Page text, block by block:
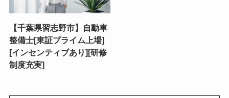
【千葉県習志野市】自動車
整備士[東証プライム上場]
[インセンティブあり][研修
制度充実]